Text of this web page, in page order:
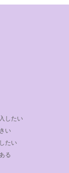
したい
い
たい
る